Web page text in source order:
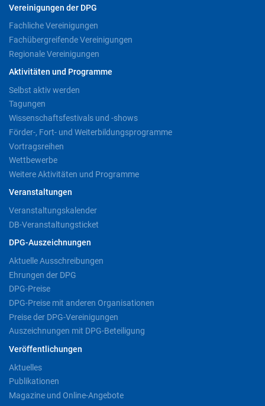
Vereinigungen der DPG
Fachliche Vereinigungen
Fachübergreifende Vereinigungen
Regionale Vereinigungen
Aktivitäten und Programme
Selbst aktiv werden
Tagungen
Wissenschaftsfestivals und -shows
Förder-, Fort- und Weiterbildungsprogramme
Vortragsreihen
Wettbewerbe
Weitere Aktivitäten und Programme
Veranstaltungen
Veranstaltungskalender
DB-Veranstaltungsticket
DPG-Auszeichnungen
Aktuelle Ausschreibungen
Ehrungen der DPG
DPG-Preise
DPG-Preise mit anderen Organisationen
Preise der DPG-Vereinigungen
Auszeichnungen mit DPG-Beteiligung
Veröffentlichungen
Aktuelles
Publikationen
Magazine und Online-Angebote